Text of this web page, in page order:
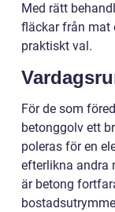
Med rätt
fläckar från mat
praktiskt val.
För de som
betonggolv ett
poleras för en
efterlikna andra
är betong